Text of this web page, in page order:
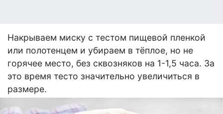
Накрываем миску с тестом пищевой пленкой
или полотенцем и убираем в тёплое, но не
горячее место, без сквозняков на 1-1,5 часа. За
это время тесто значительно увеличиться в
размере.